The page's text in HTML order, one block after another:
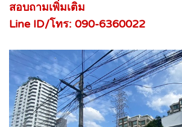
สอบถามเพิ่มเติม
Line ID/โทร: 090-6360022